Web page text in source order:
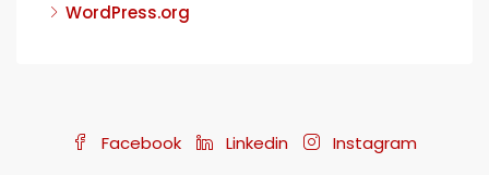
WordPress.org
Facebook Linkedin
Instagram